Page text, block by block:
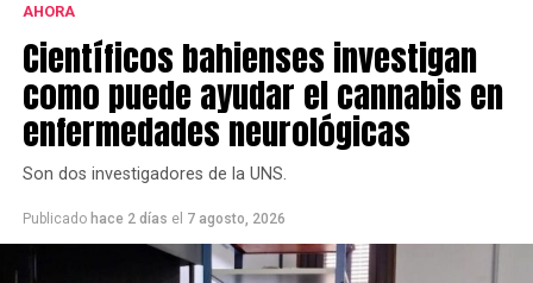
AHORA
Científicos bahienses investigan
como puede ayudar el cannabis en
enfermedades neurológicas
Son dos investigadores de la UNS.
Publicado hace 2 días el 7 agosto, 2026